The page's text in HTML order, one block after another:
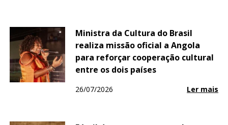
Ministra da Cultura do Brasil
realiza missão oficial a Angola
para reforçar cooperação cultural
entre os dois países
26/07/2026 Ler mais